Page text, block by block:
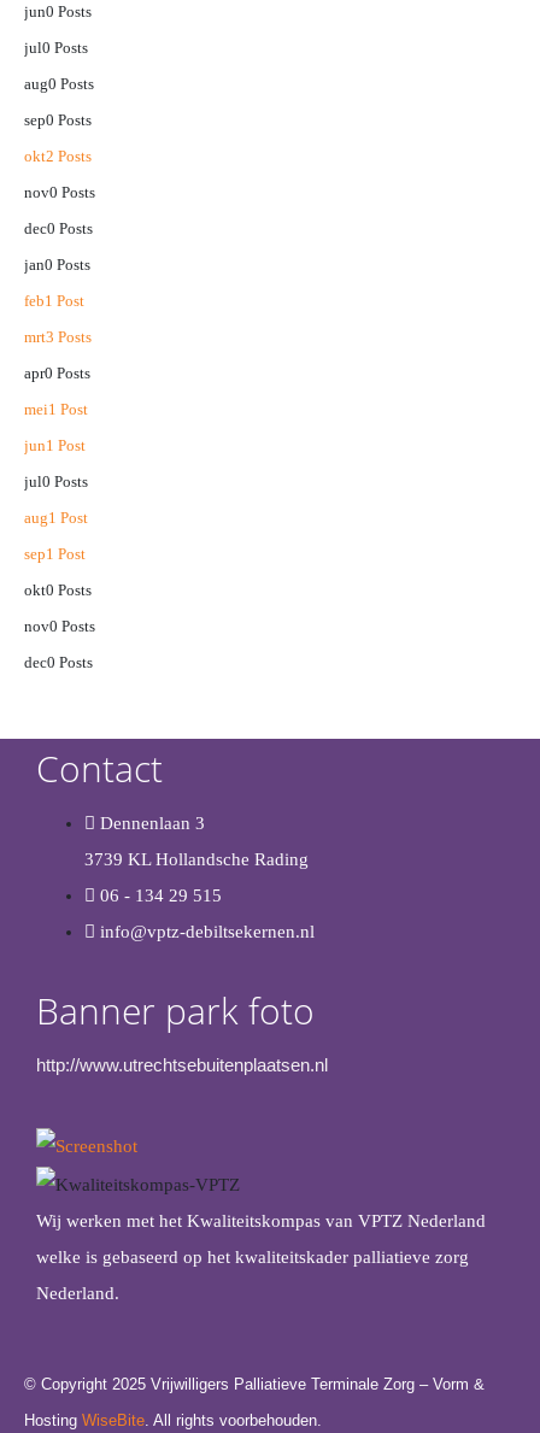
jun0 Posts
jul0 Posts
aug0 Posts
sep0 Posts
okt2 Posts
nov0 Posts
dec0 Posts
jan0 Posts
feb1 Post
mrt3 Posts
apr0 Posts
mei1 Post
jun1 Post
jul0 Posts
aug1 Post
sep1 Post
okt0 Posts
nov0 Posts
dec0 Posts
Contact
Dennenlaan 3
3739 KL Hollandsche Rading
06 - 134 29 515
info@vptz-debiltsekernen.nl
Banner park foto
http://www.utrechtsebuitenplaatsen.nl
Wij werken met het Kwaliteitskompas van VPTZ Nederland
welke is gebaseerd op het kwaliteitskader palliatieve zorg
Nederland.
© Copyright 2025 Vrijwilligers Palliatieve Terminale Zorg – Vorm &
Hosting WiseBite. All rights voorbehouden.